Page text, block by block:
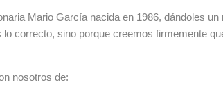
Mario García nacida en 1986, dándoles
correcto, sino porque creemos firmemente
nosotros de: